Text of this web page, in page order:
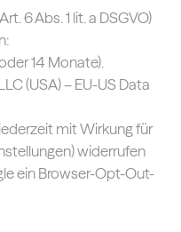
6 Abs. 1 lit. a DSGVO)
14 Monate).
(USA) – EU-US Data
mit Wirkung für
widerrufen
ein Browser-Opt-Out-